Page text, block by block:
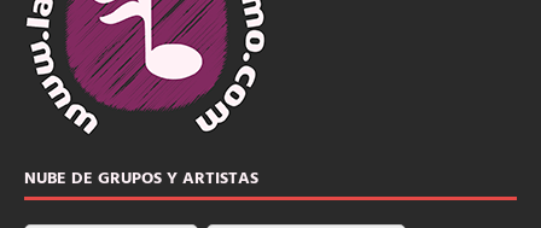
NUBE DE GRUPOS Y ARTISTAS